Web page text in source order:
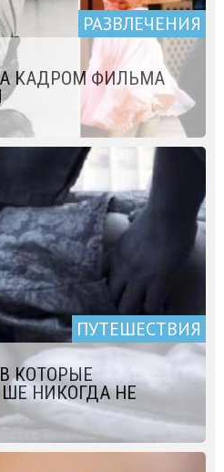
РАЗВЛЕЧЕНИЯ
КАДРОМ ФИЛЬМА
ПУТЕШЕСТВИЯ
КОТОРЫЕ
НИКОГДА НЕ